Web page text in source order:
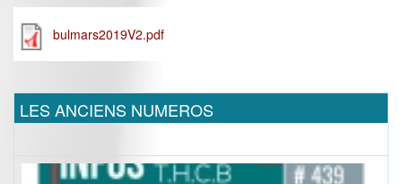
bulmars2019V2.pdf
LES ANCIENS NUMEROS